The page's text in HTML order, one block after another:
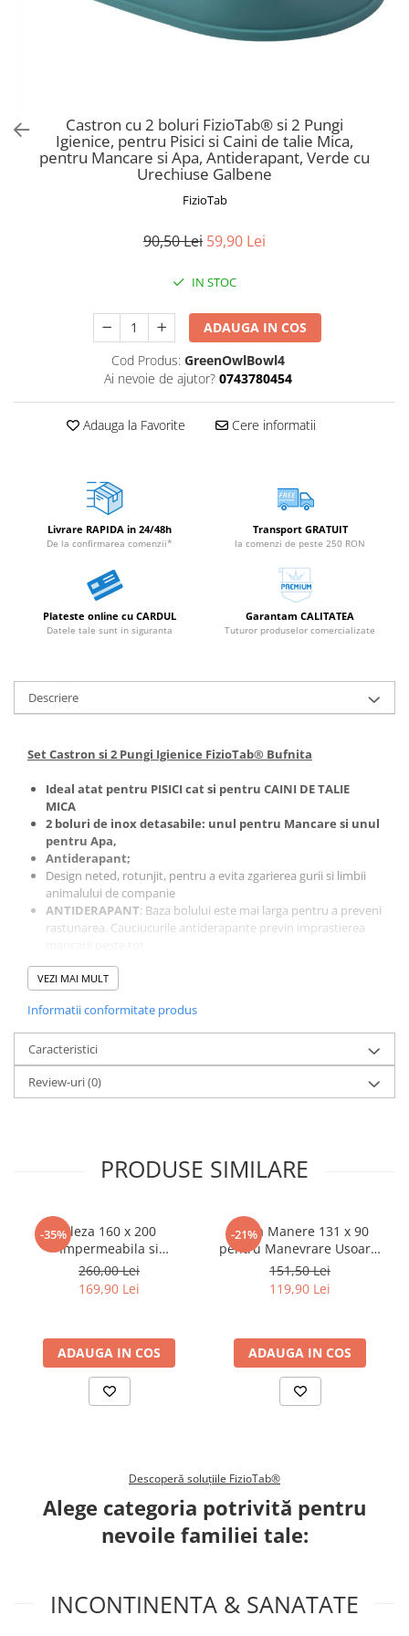
Husa protectie scaun auto
Vesela copii
Lampi de veghe
Castron cu 2 boluri FizioTab® si 2 Pungi
Igienice, pentru Pisici si Caini de talie Mica,
pentru Mancare si Apa, Antiderapant, Verde cu
Urechiuse Galbene
FizioTab
90,50 Lei 59,90 Lei
IN STOC
ADAUGA IN COS
Cod Produs: GreenOwlBowl4
Ai nevoie de ajutor? 0743780454
Adauga la Favorite Cere informatii
Livrare RAPIDA in 24/48h
De la confirmarea comenzii*
Transport GRATUIT
la comenzi de peste 250 RON
Plateste online cu CARDUL
Datele tale sunt in siguranta
Garantam CALITATEA
Tuturor produselor comercializate
Descriere
Set Castron si 2 Pungi Igienice FizioTab® Bufnita
Ideal atat pentru PISICI cat si pentru CAINI DE TALIE
MICA
2 boluri de inox detasabile: unul pentru Mancare si unul
pentru Apa,
Antiderapant;
Design neted, rotunjit, pentru a evita zgarierea gurii si limbii
animalului de companie
ANTIDERAPANT: Baza bolului este mai larga pentru a preveni
rastunarea. Cauciucurile antiderapante previn imprastierea
SIGUR SI DURABIL
sigure pentru alimente, protectie naturala a mediului, sigur,
Culoare: Verde, Urechiuse Galbene
Urechilesunt confectionate atat pentru urechea stanga cat
si pentru urechea dreapta si se monteaza foarte usor, trebuie
doar sa gasiti locul potrivit pentru fiecare in parte!
Dimensiune: 33 cm x 21 cm x 10 cm
VEZI MAI MULT
Informatii conformitate produs
Caracteristici
Review-uri(0)
PRODUSE SIMILARE
-35%Aleza 160 x 200
Impermeabila si
Reutilizabila FizioTab®, Tip
Cearceaf Absorbant,
Protectie Saltea Lavabila
Incontinenta, Adulti si
Copii, Verde/Albastru
260,00 Lei
169,90 Lei
ADAUGA IN COS
-21%
Aleza Manere 131 x 90
pentru Manevrare Usoara,
Impermeabila si
Reutilizabila FizioTab®, Tip
Cearceaf Absorbant,
pentru Pacienti cu
Incontinenta, Adulti si
Copii, Albastru
151,50 Lei
119,90 Lei
ADAUGA IN COS
Descoperă soluțiile FizioTab®
Alege categoria potrivită pentru
nevoile familiei tale:
INCONTINENTA & SANATATE